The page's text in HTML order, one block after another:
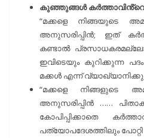
കുഞ്ഞുങ്ങൾ കർത്താവിൻ്റെ
“മക്കളെ നിങ്ങയുടെ
അനുസരിപ്പിൻ; ഇത്
കണ്ടാൽ
ഇവിടെയും കുറിക്കുന്ന
മക്കൾ എന്ന്
“മക്കളെ നിങ്ങളുടെ
അനുസരിപ്പിൻ ……
കോപിപ്പിക്കാതെ
പത്യോപദേശത്തിലും പോറ്റി